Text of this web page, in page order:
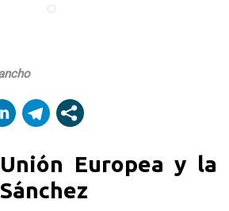
Europea y la